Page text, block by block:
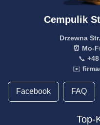
Cempulik
Drzewna
⏰ Mo-
📞
✉️
Facebook FAQ
Top-